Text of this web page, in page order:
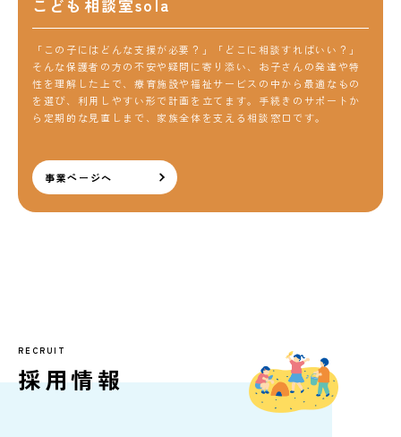
こども相談室sola
「この子にはどんな支援が必要？」「どこに相談すればいい？」
そんな保護者の方の不安や疑問に寄り添い、お子さんの発達や特
性を理解した上で、療育施設や福祉サービスの中から最適なもの
を選び、利用しやすい形で計画を立てます。手続きのサポートか
ら定期的な見直しまで、家族全体を支える相談窓口です。
事業ページへ
RECRUIT
採用情報